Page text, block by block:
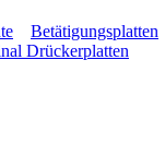
Betätigungsplatten
Drückerplatten